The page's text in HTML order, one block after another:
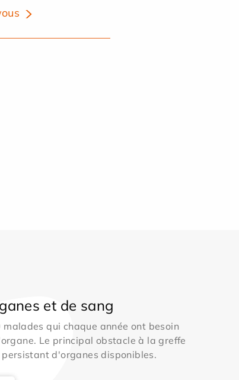
et de sang
malades qui chaque année ont besoin
Le principal obstacle à la greffe
d'organes disponibles.